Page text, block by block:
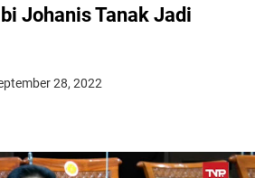
Johanis Tanak Jadi
28, 2022